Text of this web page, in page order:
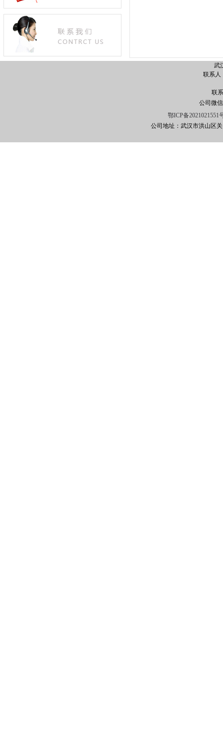
武
联系人
联
公司微
鄂ICP备2021021551
公司地址：武汉市洪山区